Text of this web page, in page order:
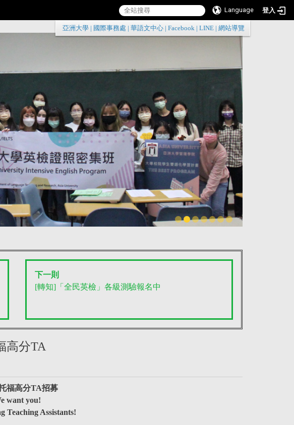
Language 登入
:::
亞洲大學 國際事務處 華語文中心 Facebook LINE 網站導覽
下一則
[轉知]「全民英檢」各級測驗報名中
高分TA
福高分TA招募
want you!
Teaching Assistants!